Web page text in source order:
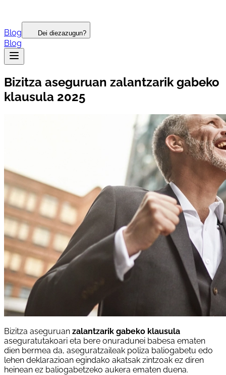
Blog Dei diezazugun?
Blog
Bizitza aseguruan zalantzarik gabeko
klausula 2025
Bizitza aseguruan zalantzarik gabeko klausula
aseguratutakoari eta bere onuradunei babesa ematen
dien bermea da, aseguratzaileak poliza baliogabetu edo
lehen deklarazioan egindako akatsak zintzoak ez diren
heinean ez baliogabetzeko aukera ematen duena.